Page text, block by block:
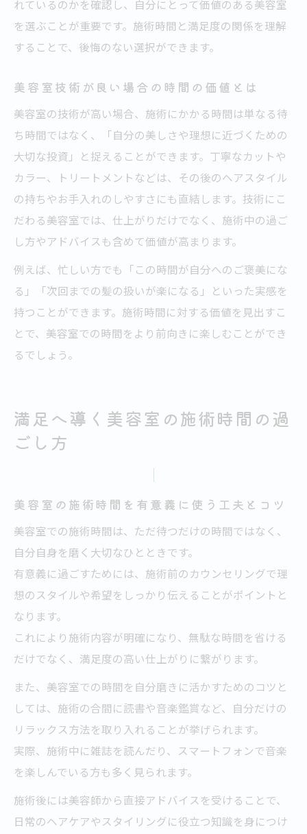
れているのかを確認し、自分にとって価値のある美容室
を選ぶことが重要です。施術時間と満足度の関係を理解
することで、後悔のない選択ができます。
美容室技術が良い場合の時間の価値とは
美容室の技術が高い場合、施術にかかる時間は単なる待
ち時間ではなく、「自分の美しさや理想に近づくための
大切な投資」と捉えることができます。丁寧なカットや
カラー、トリートメントなどは、その後のヘアスタイル
の持ちやお手入れのしやすさにも直結します。技術にこ
だわる美容室では、仕上がりだけでなく、施術中の過ご
し方やアドバイスも含めて価値が高まります。
例えば、忙しい方でも「この時間が自分へのご褒美にな
る」「次回までの髪の扱いが楽になる」といった実感を
持つことができます。施術時間に対する価値を見出すこ
とで、美容室での時間をより前向きに楽しむことができ
るでしょう。
満足へ導く美容室の施術時間の過
ごし方
美容室の施術時間を有意義に使う工夫とコツ
美容室での施術時間は、ただ待つだけの時間ではなく、
自分自身を磨く大切なひとときです。
有意義に過ごすためには、施術前のカウンセリングで理
想のスタイルや希望をしっかり伝えることがポイントと
なります。
これにより施術内容が明確になり、無駄な時間を省ける
だけでなく、満足度の高い仕上がりに繋がります。
また、美容室での時間を自分磨きに活かすためのコツと
しては、施術の合間に読書や音楽鑑賞など、自分だけの
リラックス方法を取り入れることが挙げられます。
実際、施術中に雑誌を読んだり、スマートフォンで音楽
を楽しんでいる方も多く見られます。
施術後には美容師から直接アドバイスを受けることで、
日常のヘアケアやスタイリングに役立つ知識を身につけ